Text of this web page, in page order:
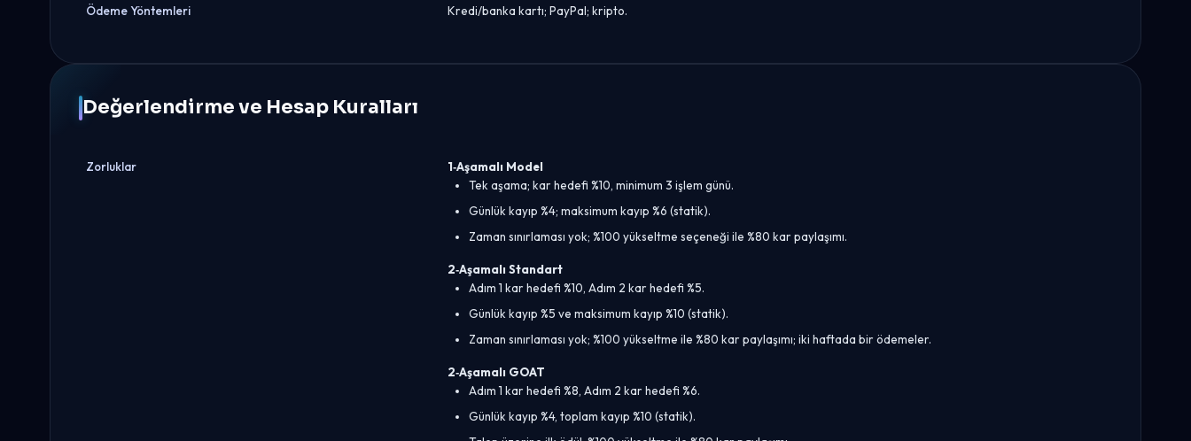
Ödeme Yöntemleri Kredi/banka kartı; PayPal; kripto.
Değerlendirme ve Hesap Kuralları
Zorluklar
1‑Aşamalı Model
Tek aşama; kar hedefi %10, minimum 3 işlem günü.
Günlük kayıp %4; maksimum kayıp %6 (statik).
Zaman sınırlaması yok; %100 yükseltme seçeneği ile %80 kar paylaşımı.
2‑Aşamalı Standart
Adım 1 kar hedefi %10, Adım 2 kar hedefi %5.
Günlük kayıp %5 ve maksimum kayıp %10 (statik).
Zaman sınırlaması yok; %100 yükseltme ile %80 kar paylaşımı; iki haftada bir ödemeler.
2‑Aşamalı GOAT
Adım 1 kar hedefi %8, Adım 2 kar hedefi %6.
Günlük kayıp %4, toplam kayıp %10 (statik).